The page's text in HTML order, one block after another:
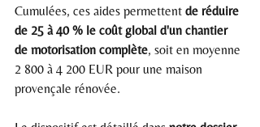
Cumulées, ces aides permettent de réduire
de 25 à 40 % le coût global d'un chantier
de motorisation complète, soit en moyenne
2 800 à 4 200 EUR pour une maison
provençale rénovée.